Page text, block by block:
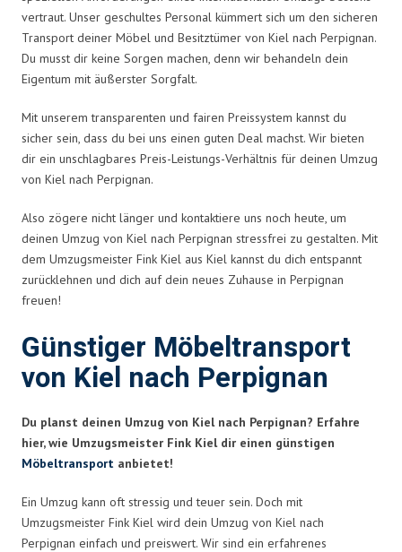
vertraut. Unser geschultes Personal kümmert sich um den sicheren
Transport deiner Möbel und Besitztümer von Kiel nach Perpignan.
Du musst dir keine Sorgen machen, denn wir behandeln dein
Eigentum mit äußerster Sorgfalt.
Mit unserem transparenten und fairen Preissystem kannst du
sicher sein, dass du bei uns einen guten Deal machst. Wir bieten
dir ein unschlagbares Preis-Leistungs-Verhältnis für deinen Umzug
von Kiel nach Perpignan.
Also zögere nicht länger und kontaktiere uns noch heute, um
deinen Umzug von Kiel nach Perpignan stressfrei zu gestalten. Mit
dem Umzugsmeister Fink Kiel aus Kiel kannst du dich entspannt
zurücklehnen und dich auf dein neues Zuhause in Perpignan
freuen!
Günstiger Möbeltransport
von Kiel nach Perpignan
Du planst deinen Umzug von Kiel nach Perpignan? Erfahre
hier, wie Umzugsmeister Fink Kiel dir einen günstigen
Möbeltransport anbietet!
Ein Umzug kann oft stressig und teuer sein. Doch mit
Umzugsmeister Fink Kiel wird dein Umzug von Kiel nach
Perpignan einfach und preiswert. Wir sind ein erfahrenes